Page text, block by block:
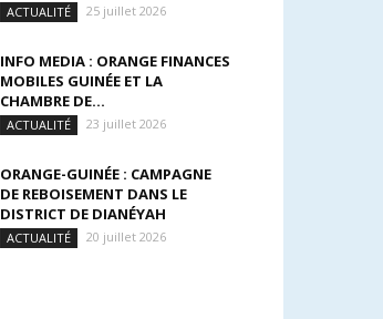
ACTUALITÉ 25 juillet 2026
INFO MEDIA : ORANGE FINANCES
MOBILES GUINÉE ET LA
CHAMBRE DE...
ACTUALITÉ 23 juillet 2026
ORANGE-GUINÉE : CAMPAGNE
DE REBOISEMENT DANS LE
DISTRICT DE DIANÉYAH
ACTUALITÉ 20 juillet 2026